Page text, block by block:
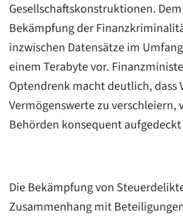
Gesellschaftskonstruktionen.
Bekämpfung der
inzwischen Datensätze im
einem Terabyte vor.
Optendrenk macht deutlich, dass
Vermögenswerte zu verschleiern,
Behörden konsequent
Die Bekämpfung von
Zusammenhang mit